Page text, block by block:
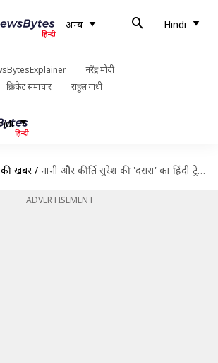
अन्य Hindi
नरेंद्र मोदी
क्रिकेट समाचार राहुल गांधी
खबरें / नानी और कीर्ति सुरेश की 'दसरा' का हिंदी ट्रेलर जारी, इस दिन सिनेमाघरों में होगी रिलीज
ADVERTISEMENT